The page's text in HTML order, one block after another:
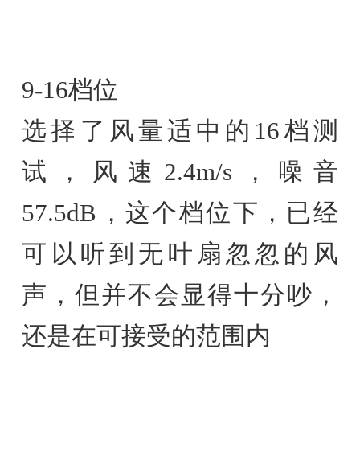
9-16档位
选择了风量适中的16档测
试，风速2.4m/s，噪音
57.5dB，这个档位下，已经
可以听到无叶扇忽忽的风
声，但并不会显得十分吵，
还是在可接受的范围内